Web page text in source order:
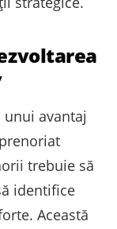
avantaj
trebuie să
identifice
Această